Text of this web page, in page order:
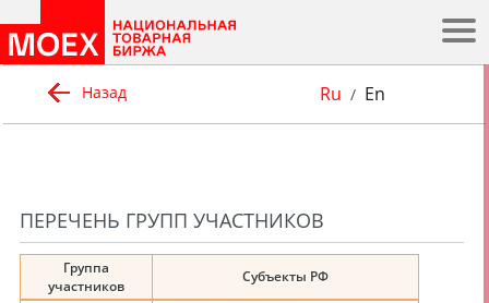
Назад Ru / En
ПЕРЕЧЕНЬ ГРУПП УЧАСТНИКОВ
Группа
участников
Субъекты РФ